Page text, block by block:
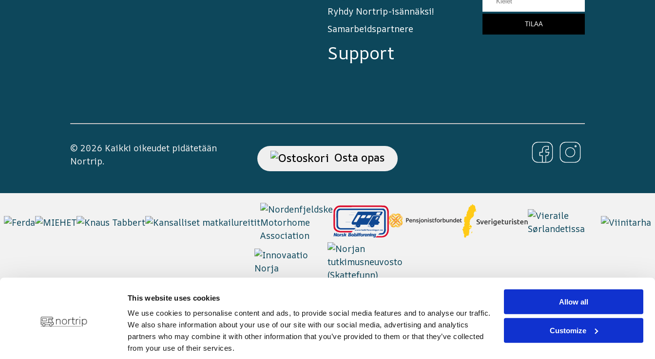
This website uses cookies
We use cookies to personalise content and ads, to provide social media features and to analyse our traffic.
We also share information about your use of our site with our social media, advertising and analytics
partners who may combine it with other information that you’ve provided to them or that they’ve collected
from your use of their services.
Allow all
Customize
Ryhdy Nortrip-isännäksi!
Samarbeidspartnere
Support
© 2026 Kaikki oikeudet pidätetään
Nortrip. Osta opas
TietosuojakäytäntöTietoevästeet